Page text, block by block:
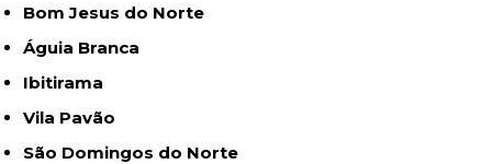
Bom Jesus do Norte
Águia Branca
Ibitirama
Vila Pavão
São Domingos do Norte